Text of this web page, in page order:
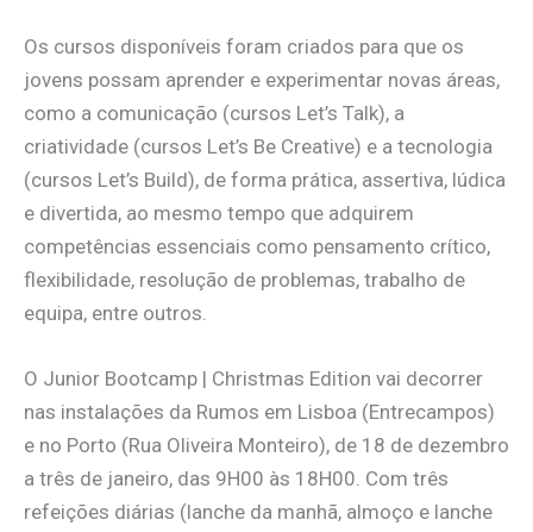
Os cursos disponíveis foram criados para que os
jovens possam aprender e experimentar novas áreas,
como a comunicação (cursos Let’s Talk), a
criatividade (cursos Let’s Be Creative) e a tecnologia
(cursos Let’s Build), de forma prática, assertiva, lúdica
e divertida, ao mesmo tempo que adquirem
competências essenciais como pensamento crítico,
flexibilidade, resolução de problemas, trabalho de
equipa, entre outros.
O Junior Bootcamp | Christmas Edition vai decorrer
nas instalações da Rumos em Lisboa (Entrecampos)
e no Porto (Rua Oliveira Monteiro), de 18 de dezembro
a três de janeiro, das 9H00 às 18H00. Com três
refeições diárias (lanche da manhã, almoço e lanche